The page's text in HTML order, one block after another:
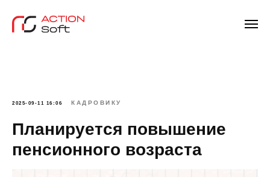
2025-09-11 16:06 КАДРОВИКУ
Планируется повышение
пенсионного возраста